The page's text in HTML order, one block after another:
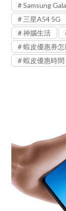
Samsung
三星A54 5G
神腦生活
蝦皮優惠券怎
蝦皮優惠時間